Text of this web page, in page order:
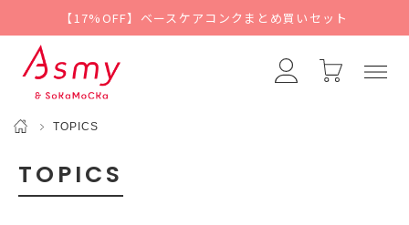
【17%OFF】ベースケアコンクまとめ買いセット
TOPICS
TOPICS